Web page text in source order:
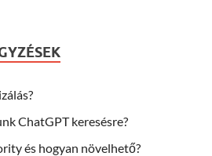
ChatGPT keresésre?
és hogyan növelhető?